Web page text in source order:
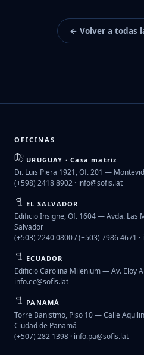
← Volver a todas
OFICINAS
URUGUAY · Casa matriz
Dr. Luis Piera 1921, Of. 201 —
(+598) 2418 8902 · info@sofis.lat
EL SALVADOR
Edificio Insigne, Of. 1604 — Avda. Las
Salvador
(+503) 2240 0800 / (+503) 7986 4671 ·
ECUADOR
Edificio Carolina Milenium — Av. Eloy
info.ec@sofis.lat
PANAMÁ
Torre Banistmo, Piso 10 — Calle
Ciudad de Panamá
(+507) 282 1398 · info.pa@sofis.lat